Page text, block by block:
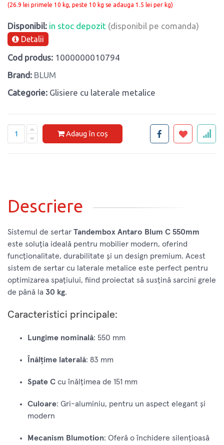
(26.9 lei primele 10 kg, peste 10 kg se adauga 1.5 lei per kg)
Disponibil: in stoc depozit (disponibil pe comanda)
Detalii
Cod produs: 1000000010794
Brand: BLUM
Categorie: Glisiere cu laterale metalice
Adaug în coș
Descriere
Sistemul de sertar Tandembox Antaro Blum C 550mm
este soluția ideală pentru mobilier modern, oferind
funcționalitate, durabilitate și un design premium. Acest
sistem de sertar cu laterale metalice este perfect pentru
optimizarea spațiului, fiind proiectat să susțină sarcini grele
de până la 30 kg.
Caracteristici principale:
Lungime nominală: 550 mm
Înălțime laterală: 83 mm
Spate C cu înălțimea de 151 mm
Culoare: Gri-aluminiu, pentru un aspect elegant și
modern
Mecanism Blumotion: Oferă o închidere silențioasă